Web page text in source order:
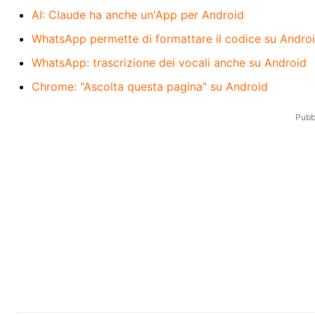
AI: Claude ha anche un'App per Android
WhatsApp permette di formattare il codice su
WhatsApp: trascrizione dei vocali anche su Android
Chrome: "Ascolta questa pagina" su Android